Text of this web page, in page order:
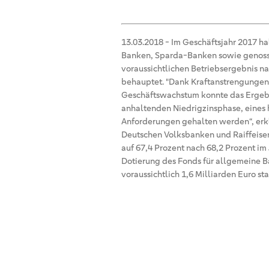
13.03.2018 - Im Geschäftsjahr 2017
Banken, Sparda-Banken sowie
voraussichtlichen Betriebsergebnis
behauptet. "Dank
Geschäftswachstum konnte das
anhaltenden Niedrigzinsphase,
Anforderungen gehalten werden“,
Deutschen Volksbanken und
auf 67,4 Prozent nach 68,2 Prozent
Dotierung des Fonds für allgemeine
voraussichtlich 1,6 Milliarden Euro